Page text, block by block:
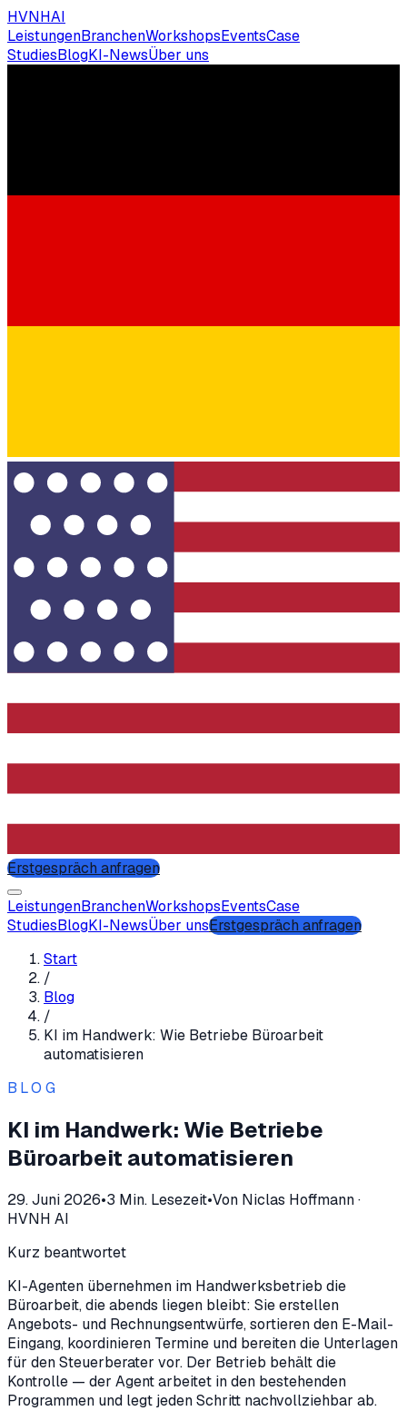
HVNHAI
LeistungenBranchenWorkshopsEventsCase
StudiesBlogKI-NewsÜber uns
Erstgespräch anfragen
LeistungenBranchenWorkshopsEventsCase
StudiesBlogKI-NewsÜber unsErstgespräch anfragen
Start
/
Blog
/
KI im Handwerk: Wie Betriebe Büroarbeit
automatisieren
BLOG
KI im Handwerk: Wie Betriebe
Büroarbeit automatisieren
29. Juni 2026•3 Min. Lesezeit•Von Niclas Hoffmann·
HVNH AI
Kurz beantwortet
KI-Agenten übernehmen im Handwerksbetrieb die
Büroarbeit, die abends liegen bleibt: Sie erstellen
Angebots- und Rechnungsentwürfe, sortieren den E-Mail-
Eingang, koordinieren Termine und bereiten die Unterlagen
für den Steuerberater vor. Der Betrieb behält die
Kontrolle — der Agent arbeitet in den bestehenden
Programmen und legt jeden Schritt nachvollziehbar ab.